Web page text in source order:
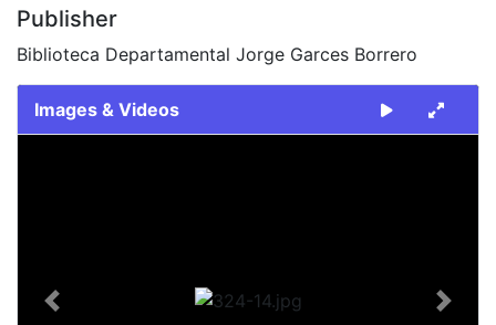
Publisher
Biblioteca Departamental Jorge Garces Borrero
Images & Videos
Previous Next